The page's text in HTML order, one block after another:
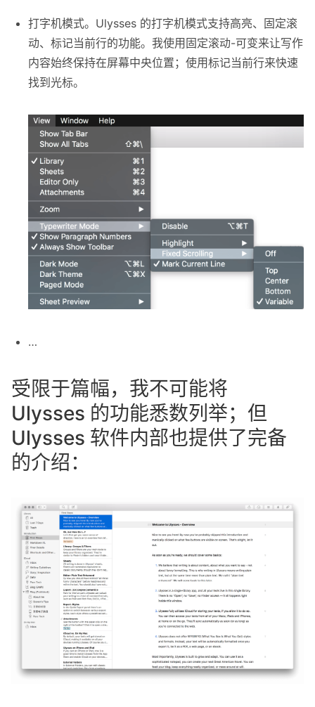
打字机模式。Ulysses 的打字机模式支持高亮、固定滚
动、标记当前行的功能。我使用固定滚动-可变来让写作
内容始终保持在屏幕中央位置；使用标记当前行来快速
找到光标。
…
受限于篇幅，我不可能将
Ulysses 的功能悉数列举；但
Ulysses 软件内部也提供了完备
的介绍：